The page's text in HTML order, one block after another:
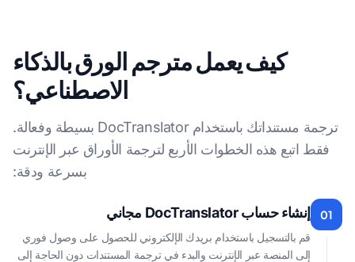
كيف يعمل مترجم الورق بالذكاء
الاصطناعي؟
ترجمة مستنداتك باستخدام DocTranslator بسيطة وفعالة.
فقط اتبع هذه الخطوات الأربع لترجمة الأوراق عبر الإنترنت
بسرعة ودقة:
01 إنشاء حساب DocTranslator مجاني
قم بالتسجيل باستخدام بريدك الإلكتروني للحصول على وصول فوري
إلى المنصة عبر الإنترنت والبدء في ترجمة المستندات دون الحاجة إلى